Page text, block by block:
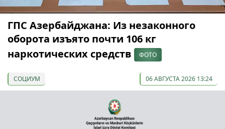
ГПС Азербайджана: Из незаконного
оборота изъято почти 106 кг
наркотических средств
ФОТО
СОЦИУМ 06 АВГУСТА 2026 13:24